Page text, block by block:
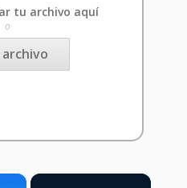
tu archivo aquí
o
×